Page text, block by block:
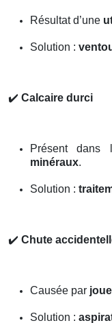
Résultat d’une
Solution :
✔️ Calcaire durci
Présent
minéraux.
Solution :
✔️ Chute
Causée par
Solution :